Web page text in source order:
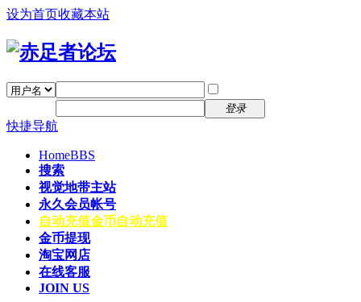
设为首页收藏本站
登录
快捷导航
HomeBBS
搜索
视觉地带主站
永久会员帐号
自动充值金币自动充值
金币提现
淘宝网店
在线客服
JOIN US